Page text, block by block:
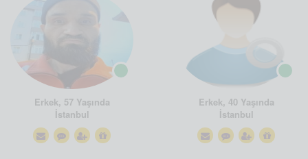
Erkek, 57 Yaşında
İstanbul
Erkek, 40 Yaşında
İstanbul